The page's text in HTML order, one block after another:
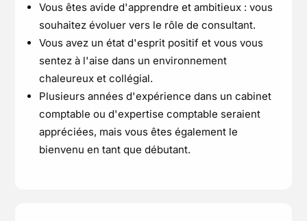
Vous êtes avide d'apprendre et ambitieux : vous
souhaitez évoluer vers le rôle de consultant.
Vous avez un état d'esprit positif et vous vous
sentez à l'aise dans un environnement
chaleureux et collégial.
Plusieurs années d'expérience dans un cabinet
comptable ou d'expertise comptable seraient
appréciées, mais vous êtes également le
bienvenu en tant que débutant.